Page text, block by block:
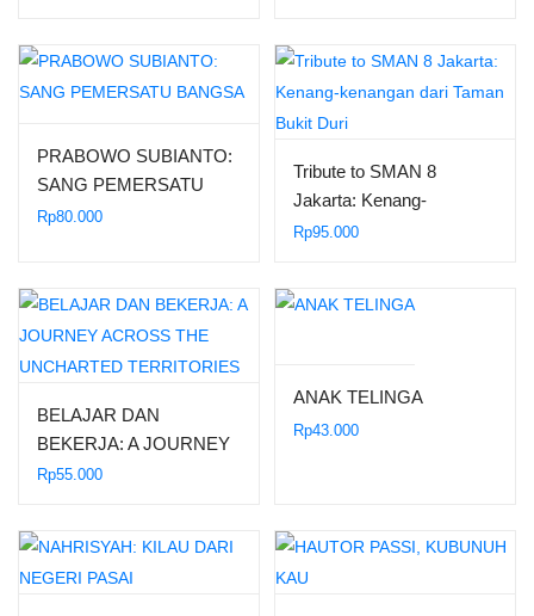
PRABOWO SUBIANTO:
SANG PEMERSATU
BANGSA
Rp80.000
Tribute to SMAN 8
Jakarta: Kenang-
kenangan dari Taman
Rp95.000
BELAJAR DAN
BEKERJA: A JOURNEY
ACROSS THE
Rp55.000
ANAK TELINGA
Rp43.000